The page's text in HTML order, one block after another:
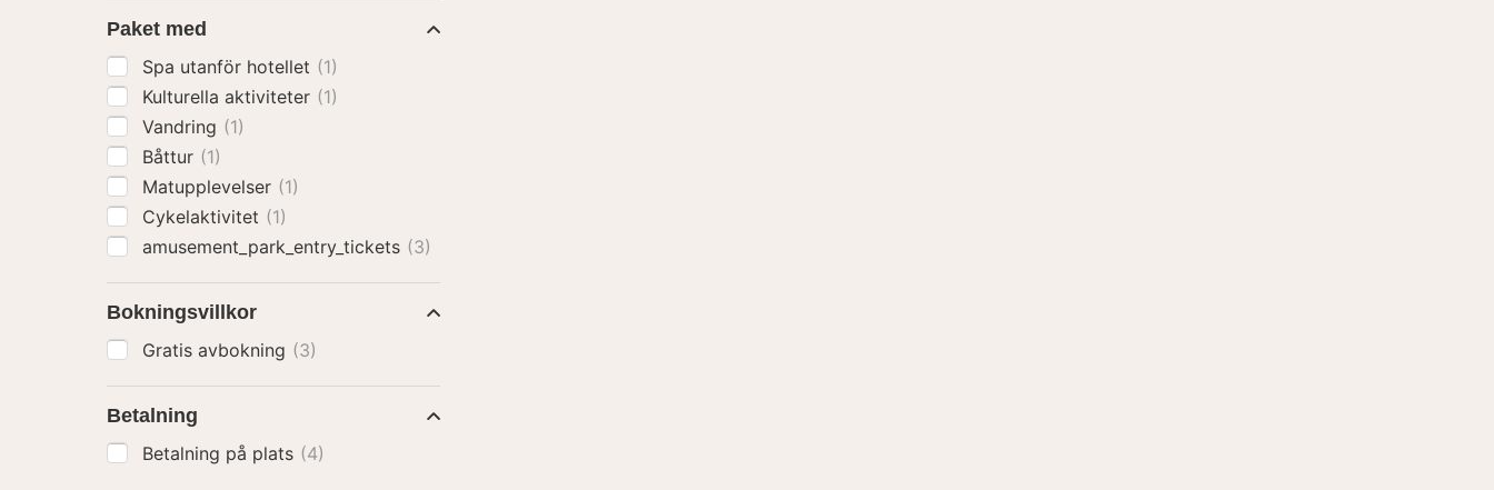
Paket med
Spa utanför hotellet (1)
Kulturella aktiviteter (1)
Vandring (1)
Båttur (1)
Matupplevelser (1)
Cykelaktivitet (1)
amusement_park_entry_tickets (3)
Bokningsvillkor
Gratis avbokning (3)
Betalning
Betalning på plats (4)